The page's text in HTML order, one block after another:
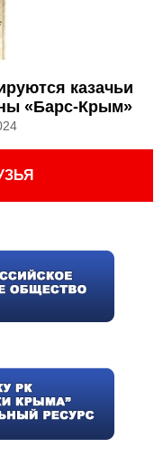
казачьи
«Барс-Крым»